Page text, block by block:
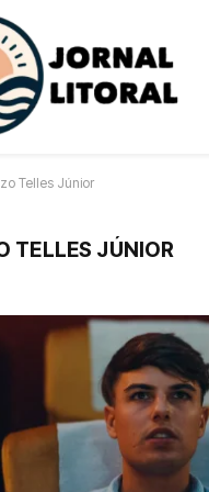
Telles Júnior
TELLES JÚNIOR